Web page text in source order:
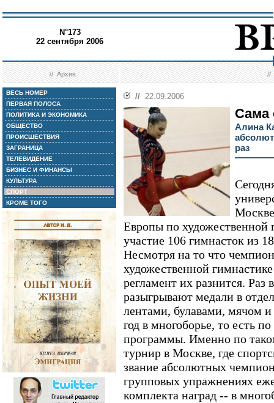
N°173
22 сентября 2006
//Архив //
ВЕСЬ НОМЕР
ПЕРВАЯ ПОЛОСА
ПОЛИТИКА И ЭКОНОМИКА
ОБЩЕСТВО
ПРОИСШЕСТВИЯ
ЗАГРАНИЦА
ТЕЛЕВИДЕНИЕ
БИЗНЕС И ФИНАНСЫ
КУЛЬТУРА
СПОРТ
КРОМЕ ТОГО
// 22.09.2006
Сама
Алина
раз
Европы по художественной
участие 106 гимнасток из
Несмотря на то что
художественной
регламент их разнится. Раз
разыгрывают медали в
лентами, булавами, мячом
год в многоборье, то есть
программы. Именно по
турнир в Москве, где
звание абсолютных
групповых упражнениях
комплекта наград -- в